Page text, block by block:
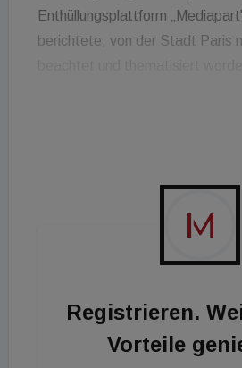
Enthüllungsplattform
berichtete, von der Stadt Paris
Die Behörden wiesen die
Grenzwert tatsächlich
nun allerdings bis zum
Kathedrale im Gespräch,
Restaurierungsarbeiten nicht
Kontaminationen verursachen
Registrieren.
Vorteile